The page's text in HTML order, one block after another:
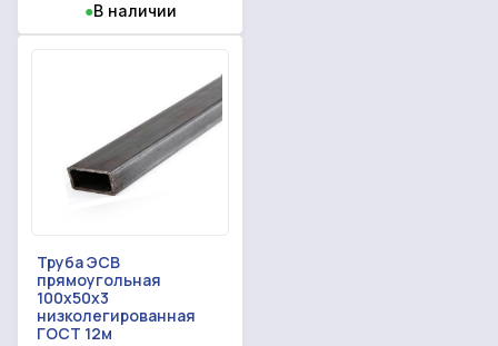
●В наличии
Труба ЭСВ
прямоугольная
100x50x3
низколегированная
ГОСТ 12м